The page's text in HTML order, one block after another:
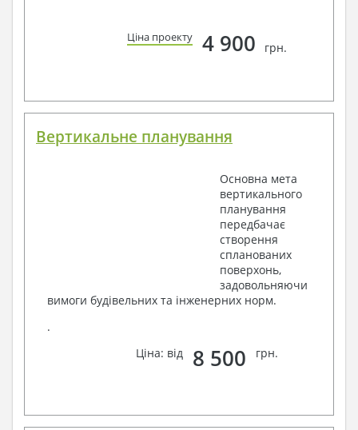
Ціна проекту 4 900 грн.
Вертикальне планування
Основна мета
вертикального
планування
передбачає
створення
спланованих
поверхонь,
задовольняючи
вимоги будівельних та інженерних норм.
.
Ціна: від
8 500 грн.